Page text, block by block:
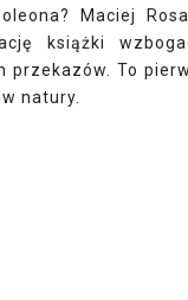
Maciej
książki
przekazów. To
natury.